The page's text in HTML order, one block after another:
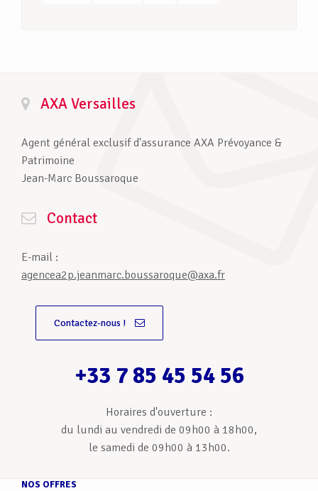
AXA Versailles
Agent général exclusif d'assurance AXA Prévoyance &
Patrimoine
Jean-Marc Boussaroque
Contact
E-mail :
agencea2p.jeanmarc.boussaroque@axa.fr
Contactez-nous !
+33 7 85 45 54 56
Horaires d'ouverture :
du lundi au vendredi de 09h00 à 18h00,
le samedi de 09h00 à 13h00.
NOS OFFRES